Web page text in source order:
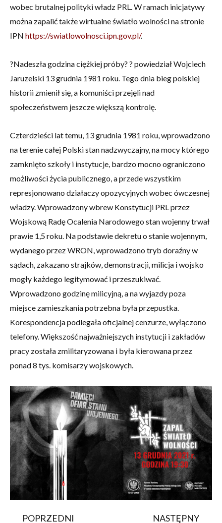
wobec brutalnej polityki władz PRL. W ramach inicjatywy
można zapalić także wirtualne światło wolności na stronie
IPN https://swiatlowolnosci.ipn.gov.pl/.
?Nadeszła godzina ciężkiej próby? ? powiedział Wojciech
Jaruzelski 13 grudnia 1981 roku. Tego dnia bieg polskiej
historii zmienił się, a komuniści przejęli nad
społeczeństwem jeszcze większą kontrolę.
Czterdzieści lat temu, 13 grudnia 1981 roku, wprowadzono
na terenie całej Polski stan nadzwyczajny, na mocy którego
zamknięto szkoły i instytucje, bardzo mocno ograniczono
możliwości życia publicznego, a przede wszystkim
represjonowano działaczy opozycyjnych wobec ówczesnej
władzy. Wprowadzony wbrew Konstytucji PRL przez
Wojskową Radę Ocalenia Narodowego stan wojenny trwał
prawie 1,5 roku. Na podstawie dekretu o stanie wojennym,
wydanego przez WRON, wprowadzono tryb doraźny w
sądach, zakazano strajków, demonstracji, milicja i wojsko
mogły każdego legitymować i przeszukiwać.
Wprowadzono godzinę milicyjną, a na wyjazdy poza
miejsce zamieszkania potrzebna była przepustka.
Korespondencja podlegała oficjalnej cenzurze, wyłączono
telefony. Większość najważniejszych instytucji i zakładów
pracy została zmilitaryzowana i była kierowana przez
ponad 8 tys. komisarzy wojskowych.
POPRZEDNI NASTĘPNY